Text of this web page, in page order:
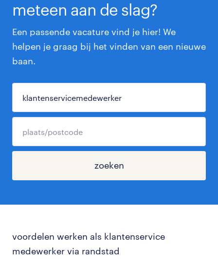
meteen aan de slag?
Een passende vacature vind je hier! We
helpen je graag bij het vinden van een nieuwe
baan.
zoeken
voordelen werken als klantenservice
medewerker via randstad